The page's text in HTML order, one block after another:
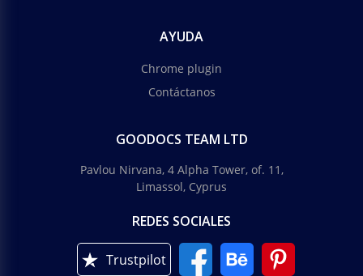
AYUDA
Chrome plugin
Contáctanos
GOODOCS TEAM LTD
Pavlou Nirvana, 4 Alpha Tower, of. 11,
Limassol, Cyprus
REDES SOCIALES
Trustpilot